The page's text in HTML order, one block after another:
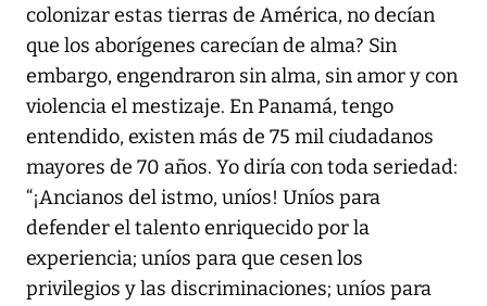
colonizar estas tierras de América, no decían
que los aborígenes carecían de alma? Sin
embargo, engendraron sin alma, sin amor y con
violencia el mestizaje. En Panamá, tengo
entendido, existen más de 75 mil ciudadanos
mayores de 70 años. Yo diría con toda seriedad:
“¡Ancianos del istmo, uníos! Uníos para
defender el talento enriquecido por la
experiencia; uníos para que cesen los
privilegios y las discriminaciones; uníos para